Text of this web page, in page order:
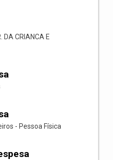
DA CRIANCA E
- Pessoa Física